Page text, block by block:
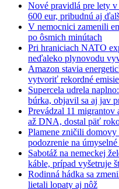
Nové pravidlá pre lety
600 eur, pribudnú aj
V nemocnici zamenili
po ôsmich minútach
Pri hraniciach NATO
neďaleko plynovodu
Amazon stavia
vytvoriť rekordné
Supercela udrela
búrka, objavil sa aj jav
Prevádzal 11
až DNA, dostal päť
Plamene zničili
podozrenie na
Sabotáž na nemeckej
káble, prípad vyšetruje
Rodinná hádka sa
lietali lopaty aj nôž